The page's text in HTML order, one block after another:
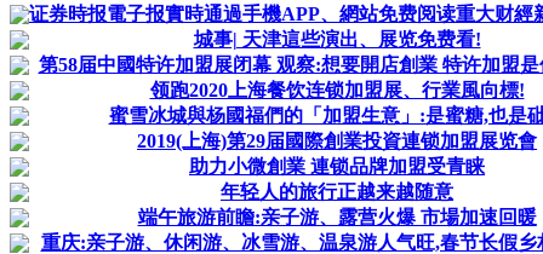
证券時报電子报實時通過手機APP、網站免费阅读重大财經
城事| 天津這些演出、展览免费看!
第58届中國特许加盟展闭幕 观察:想要開店創業 特许加盟
领跑2020上海餐饮连锁加盟展、行業風向標!
蜜雪冰城與杨國福們的「加盟生意」:是蜜糖,也是
2019(上海)第29届國際創業投資連锁加盟展览會
助力小微創業 連锁品牌加盟受青睐
年轻人的旅行正越来越随意
端午旅游前瞻:亲子游、露营火爆 市場加速回暖
重庆:亲子游、休闲游、冰雪游、温泉游人气旺,春节长假乡